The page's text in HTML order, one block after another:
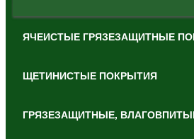
ЯЧЕИСТЫЕ ГРЯЗЕЗАЩИТНЫЕ
ЩЕТИНИСТЫЕ ПОКРЫТИЯ
ГРЯЗЕЗАЩИТНЫЕ,